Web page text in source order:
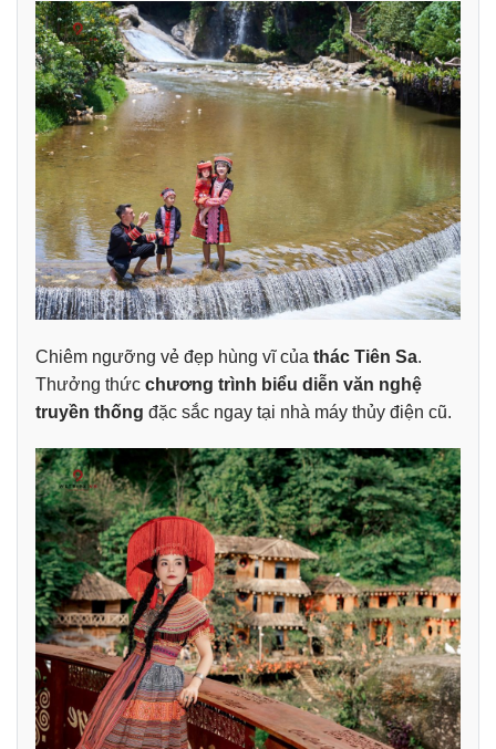
Chiêm ngưỡng vẻ đẹp hùng vĩ của thác Tiên Sa.
Thưởng thức chương trình biểu diễn văn nghệ
truyền thống đặc sắc ngay tại nhà máy thủy điện cũ.